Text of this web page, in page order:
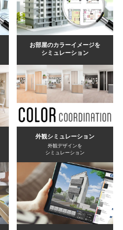
お部屋のカラーイメージを
シミュレーション
外観シミュレーション
外観デザインを
シミュレーション